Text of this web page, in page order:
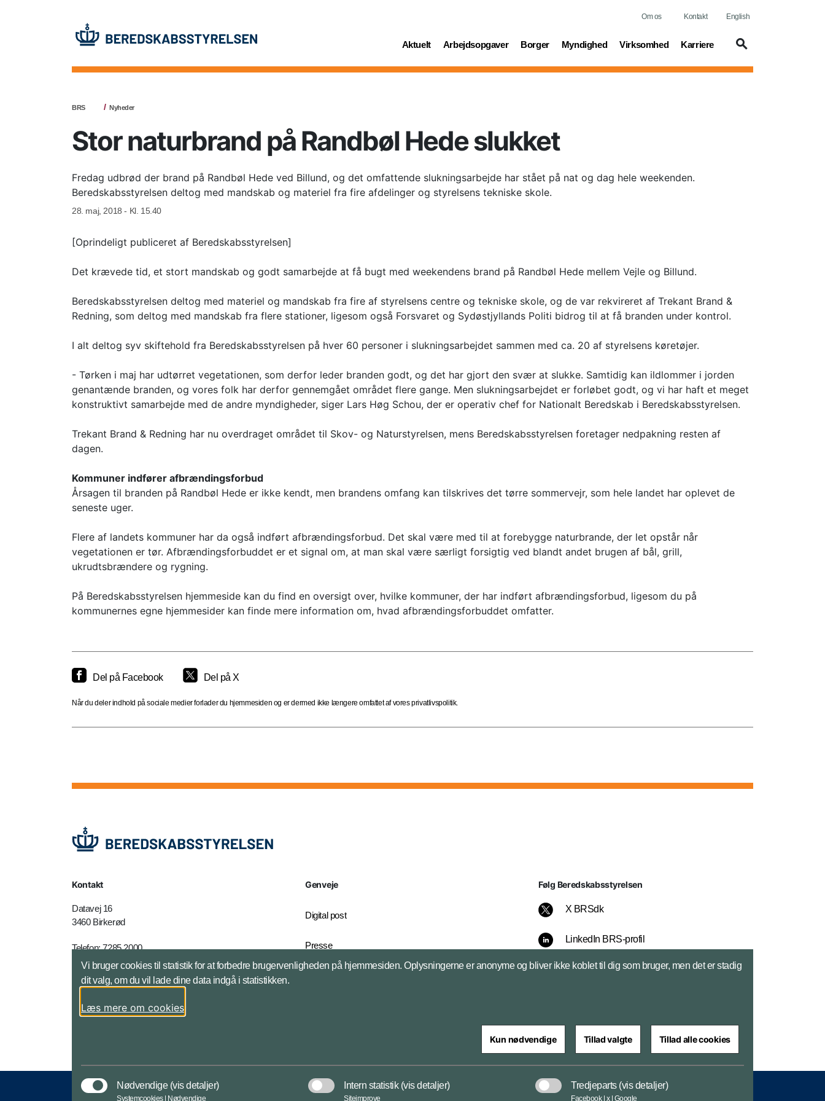
Om os Kontakt English
Aktuelt
(current) Arbejdsopgaver
(current) Borger
(current) Myndighed
(current) Virksomhed
(current) Karriere
(current)
BRS Nyheder
Stor naturbrand på Randbøl Hede slukket
Fredag udbrød der brand på Randbøl Hede ved Billund, og det omfattende slukningsarbejde har stået på nat og dag hele weekenden.
Beredskabsstyrelsen deltog med mandskab og materiel fra fire afdelinger og styrelsens tekniske skole.
28. maj, 2018 - Kl. 15.40
[Oprindeligt publiceret af Beredskabsstyrelsen]
Det krævede tid, et stort mandskab og godt samarbejde at få bugt med weekendens brand på Randbøl Hede mellem Vejle og Billund.
Beredskabsstyrelsen deltog med materiel og mandskab fra fire af styrelsens centre og tekniske skole, og de var rekvireret af Trekant Brand &
Redning, som deltog med mandskab fra flere stationer, ligesom også Forsvaret og Sydøstjyllands Politi bidrog til at få branden under kontrol.
I alt deltog syv skiftehold fra Beredskabsstyrelsen på hver 60 personer i slukningsarbejdet sammen med ca. 20 af styrelsens køretøjer.
- Tørken i maj har udtørret vegetationen, som derfor leder branden godt, og det har gjort den svær at slukke. Samtidig kan ildlommer i jorden
genantænde branden, og vores folk har derfor gennemgået området flere gange. Men slukningsarbejdet er forløbet godt, og vi har haft et meget
konstruktivt samarbejde med de andre myndigheder, siger Lars Høg Schou, der er operativ chef for Nationalt Beredskab i Beredskabsstyrelsen.
Trekant Brand & Redning har nu overdraget området til Skov- og Naturstyrelsen, mens Beredskabsstyrelsen foretager nedpakning resten af
dagen.
Kommuner indfører afbrændingsforbud
Årsagen til branden på Randbøl Hede er ikke kendt, men brandens omfang kan tilskrives det tørre sommervejr, som hele landet har oplevet de
seneste uger.
Flere af landets kommuner har da også indført afbrændingsforbud. Det skal være med til at forebygge naturbrande, der let opstår når
vegetationen er tør. Afbrændingsforbuddet er et signal om, at man skal være særligt forsigtig ved blandt andet brugen af bål, grill,
ukrudtsbrændere og rygning.
På Beredskabsstyrelsen hjemmeside kan du find en oversigt over, hvilke kommuner, der har indført afbrændingsforbud, ligesom du på
kommunernes egne hjemmesider kan finde mere information om, hvad afbrændingsforbuddet omfatter.
Del på Facebook Del på X
Når du deler indhold på sociale medier forlader du hjemmesiden og er dermed ikke længere omfattet af vores privatlivspolitik.
Kontakt
Datavej 16
3460 Birkerød
Telefon: 7285 2000
E-mail:brs@brs.dk
Genveje
Digital post
Presse
Følg Beredskabsstyrelsen
X BRSdk
LinkedIn BRS-profil
YouTube
Databeskyttelse Cookiepolitik Tilgængelighedserklæring
Vi bruger cookies til statistik for at forbedre brugervenligheden på hjemmesiden. Oplysningerne er anonyme og bliver ikke koblet til dig som bruger, men det er stadig
dit valg, om du vil lade dine data indgå i statistikken.
Læs mere om cookies
Kun nødvendige Tillad valgte Tillad alle cookies
Nødvendige (vis detaljer)
Systemcookies | Nødvendige
Intern statistik (vis detaljer)
Siteimprove
Tredjeparts (vis detaljer)
Facebook | x | Google